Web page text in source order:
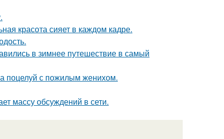
красота сияет в каждом кадре.
в зимнее путешествие в самый
поцелуй с пожилым женихом.
массу обсуждений в сети.